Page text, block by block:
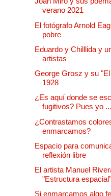
verano 2021
El fotógrafo Arnold
pobre
Eduardo y Chilllida y
artistas
George Grosz y su
1928
¿Es aquí donde se
fugitivos? Pues yo ...
¿Contrastamos
enmarcamos?
Espacio para
reflexión libre
El artista Manuel
"Estructura espacial"
Si enmarcamos algo